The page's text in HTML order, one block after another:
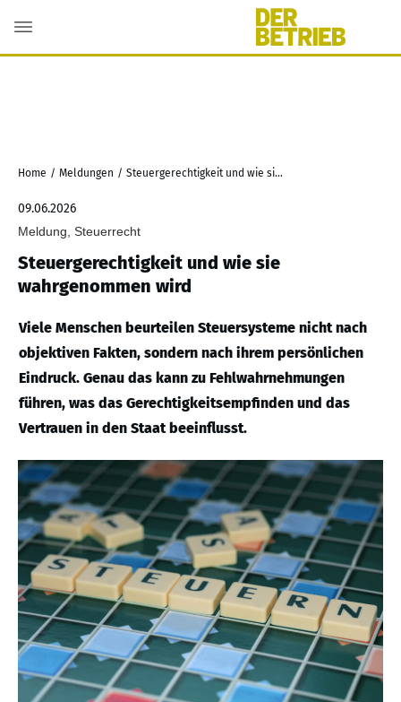
Home / Meldungen / Steuergerechtigkeit und wie sie wahrgenommen wird
09.06.2026
Meldung, Steuerrecht
Steuergerechtigkeit und wie sie
wahrgenommen wird
Viele Menschen beurteilen Steuersysteme nicht nach
objektiven Fakten, sondern nach ihrem persönlichen
Eindruck. Genau das kann zu Fehlwahrnehmungen
führen, was das Gerechtigkeitsempfinden und das
Vertrauen in den Staat beeinflusst.